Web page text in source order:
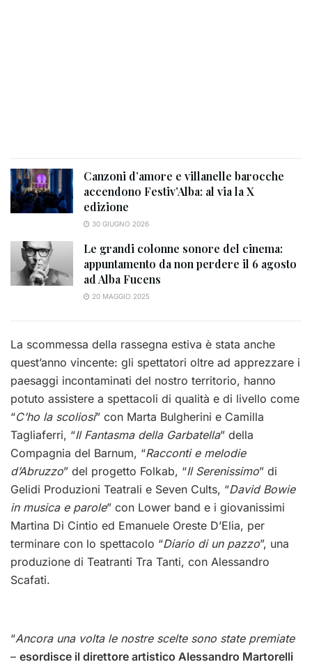
Canzoni d’amore e villanelle barocche
accendono Festiv’Alba: al via la X
edizione
30 GIUGNO 2026
Le grandi colonne sonore del cinema:
appuntamento da non perdere il 6 agosto
ad Alba Fucens
20 MAGGIO 2025
La scommessa della rassegna estiva è stata anche
quest’anno vincente: gli spettatori oltre ad apprezzare i
paesaggi incontaminati del nostro territorio, hanno
potuto assistere a spettacoli di qualità e di livello come
“C’ho la scoliosi” con Marta Bulgherini e Camilla
Tagliaferri, “Il Fantasma della Garbatella” della
Compagnia del Barnum, “Racconti e melodie
d’Abruzzo” del progetto Folkab, “Il Serenissimo” di
Gelidi Produzioni Teatrali e Seven Cults, “David Bowie
in musica e parole” con Lower band e i giovanissimi
Martina Di Cintio ed Emanuele Oreste D’Elia, per
terminare con lo spettacolo “Diario di un pazzo”, una
produzione di Teatranti Tra Tanti, con Alessandro
Scafati.
“Ancora una volta le nostre scelte sono state premiate
– esordisce il direttore artistico Alessandro Martorelli